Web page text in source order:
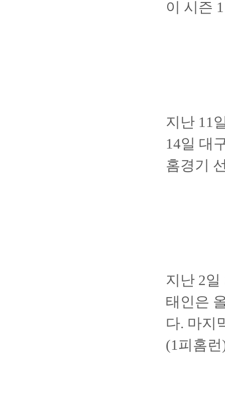
이 시즌
지난 11
14일 대
홈경기
지난 2일
태인은
다. 마지
(1피홈